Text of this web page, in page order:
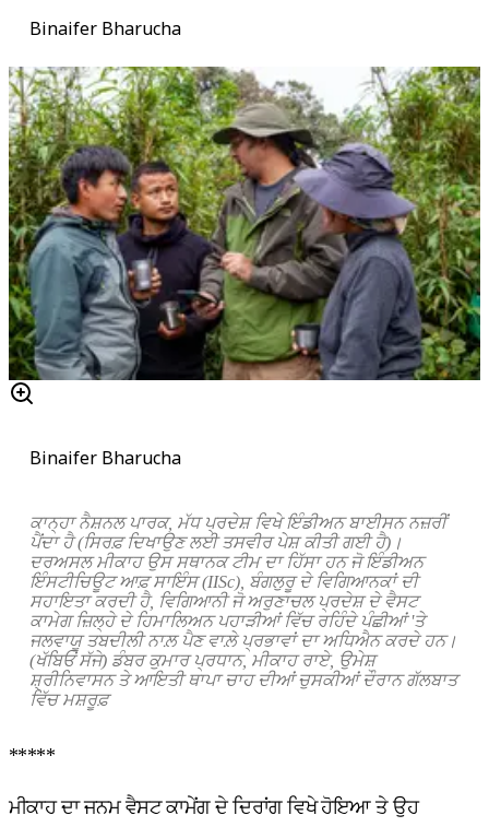
Binaifer Bharucha
Binaifer Bharucha
ਕਾਨ੍ਹਾ ਨੈਸ਼ਨਲ ਪਾਰਕ, ਮੱਧ ਪ੍ਰਦੇਸ਼ ਵਿਖੇ ਇੰਡੀਅਨ ਬਾਈਸਨ ਨਜ਼ਰੀਂ
ਪੈਂਦਾ ਹੈ(ਸਿਰਫ਼ ਦਿਖਾਉਣ ਲਈ ਤਸਵੀਰ ਪੇਸ਼ ਕੀਤੀ ਗਈ ਹੈ) ।
ਦਰਅਸਲ ਮੀਕਾਹ ਉਸ ਸਥਾਨਕ ਟੀਮ ਦਾ ਹਿੱਸਾ ਹਨ ਜੋ ਇੰਡੀਅਨ
ਇੰਸਟੀਚਿਊਟ ਆਫ਼ ਸਾਇੰਸ (IISc), ਬੰਗਲੁਰੂ ਦੇ ਵਿਗਿਆਨਕਾਂ ਦੀ
ਸਹਾਇਤਾ ਕਰਦੀ ਹੈ, ਵਿਗਿਆਨੀ ਜੋ ਅਰੁਣਾਚਲ ਪ੍ਰਦੇਸ਼ ਦੇ ਵੈਸਟ
ਕਾਮੇਗ ਜ਼ਿਲ੍ਹੇ ਦੇ ਹਿਮਾਲਿਅਨ ਪਹਾੜੀਆਂ ਵਿੱਚ ਰਹਿੰਦੇ ਪੰਛੀਆਂ'ਤੇ
ਜਲਵਾਯੂ ਤਬਦੀਲੀ ਨਾਲ਼ ਪੈਣ ਵਾਲ਼ੇ ਪ੍ਰਭਾਵਾਂ ਦਾ ਅਧਿਐਨ ਕਰਦੇ ਹਨ।
(ਖੱਬਿਓਂ ਸੱਜੇ) ਡੰਬਰ ਕੁਮਾਰ ਪ੍ਰਧਾਨ, ਮੀਕਾਹ ਰਾਏ, ਉਮੇਸ਼
ਸ਼੍ਰੀਨਿਵਾਸਨ ਤੇ ਆਇਤੀ ਥਾਪਾ ਚਾਹ ਦੀਆਂ ਚੁਸਕੀਆਂ ਦੌਰਾਨ ਗੱਲਬਾਤ
ਵਿੱਚ ਮਸ਼ਰੂਫ਼
*****
ਮੀਕਾਹ ਦਾ ਜਨਮ ਵੈਸਟ ਕਾਮੇਂਗ ਦੇ ਦਿਰਾਂਗ ਵਿਖੇ ਹੋਇਆ ਤੇ ਉਹ